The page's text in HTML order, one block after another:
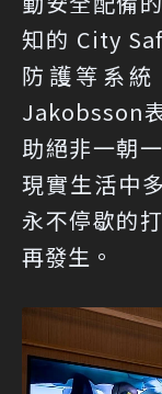
知的 City
防護等系
Jakobsson
助絕非一朝
現實生活中
永不停歇的
再發生。